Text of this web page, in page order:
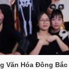
Văn Hóa Đông Bắc